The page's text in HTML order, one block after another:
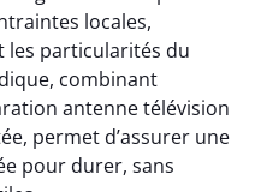
locales,
les particularités du
combinant
antenne télévision
permet d’assurer une
pour durer, sans